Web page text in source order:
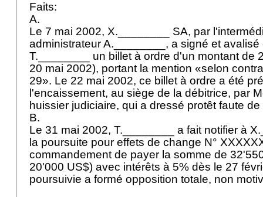
Faits:
A.
Le 7 mai 2002, X.________ SA, par
administrateur A.________, a signé et
T.________ un billet à ordre d'un montant de
20 mai 2002), portant la mention «selon
29». Le 22 mai 2002, ce billet à ordre a été
l'encaissement, au siège de la débitrice, par
huissier judiciaire, qui a dressé protêt faute
B.
Le 31 mai 2002, T.________ a fait notifier à
la poursuite pour effets de change N°
commandement de payer la somme de
20'000 US$) avec intérêts à 5% dès le 27
poursuivie a formé opposition totale, non